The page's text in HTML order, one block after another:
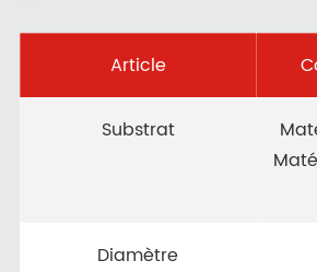
Article
Substrat
Diamètre